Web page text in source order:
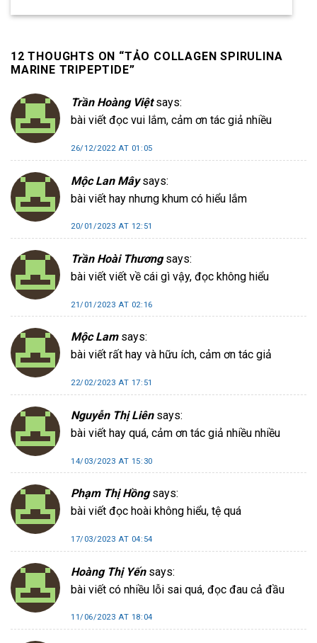
12 THOUGHTS ON “TẢO COLLAGEN SPIRULINA
MARINE TRIPEPTIDE”
Trần Hoàng Việt says:
bài viết đọc vui lắm, cảm ơn tác giả nhiều
26/12/2022 AT 01:05
Mộc Lan Mây says:
bài viết hay nhưng khum có hiểu lắm
20/01/2023 AT 12:51
Trần Hoài Thương says:
bài viết viết về cái gì vậy, đọc không hiểu
21/01/2023 AT 02:16
Mộc Lam says:
bài viết rất hay và hữu ích, cảm ơn tác giả
22/02/2023 AT 17:51
Nguyễn Thị Liên says:
bài viết hay quá, cảm ơn tác giả nhiều nhiều
14/03/2023 AT 15:30
Phạm Thị Hồng says:
bài viết đọc hoài không hiểu, tệ quá
17/03/2023 AT 04:54
Hoàng Thị Yến says:
bài viết có nhiều lỗi sai quá, đọc đau cả đầu
11/06/2023 AT 18:04